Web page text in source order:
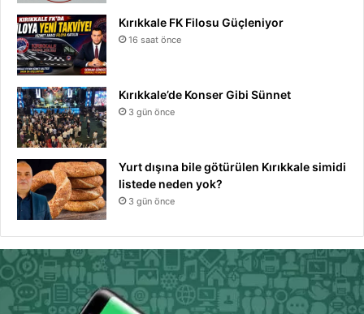
Kırıkkale FK Filosu Güçleniyor
16 saat önce
Kırıkkale’de Konser Gibi Sünnet
3 gün önce
Yurt dışına bile götürülen Kırıkkale simidi
listede neden yok?
3 gün önce